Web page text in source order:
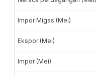
Impor Migas (Mei)
Ekspor (Mei)
Impor (Mei)